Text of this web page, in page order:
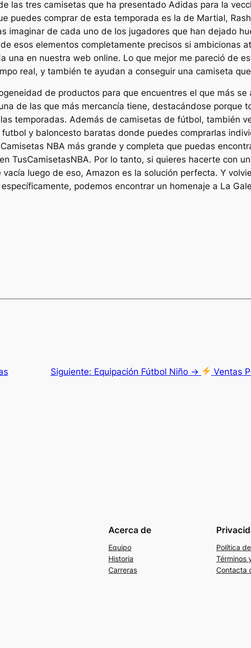
las tres camisetas que ha presentado Adidas para la
puedes comprar de esta temporada es la de Martial,
imaginar de cada uno de los jugadores que han dejado
esos elementos completamente precisos si ambicionas
una en nuestra web online. Lo que mejor me pareció de
real, y también te ayudan a conseguir una camiseta
de productos para que encuentres el que más
de las que más mercancía tiene, destacándose porque
temporadas. Además de camisetas de fútbol, también
y baloncesto baratas donde puedes comprarlas
NBA más grande y completa que puedas
TusCamisetasNBA. Por lo tanto, si quieres hacerte con
luego de eso, Amazon es la solución perfecta. Y
podemos encontrar un homenaje a La
Siguiente: Equipación Fútbol Niño → Ventas
Acerca de
Equipo
Historia
Carreras
Política
Términos
Contacta